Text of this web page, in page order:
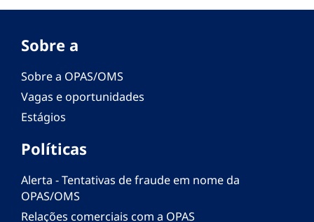
Sobre a
Sobre a OPAS/OMS
Vagas e oportunidades
Estágios
Políticas
Alerta - Tentativas de fraude em nome da
OPAS/OMS
Relações comerciais com a OPAS